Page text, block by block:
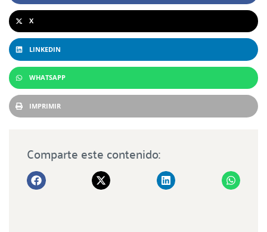
X
LINKEDIN
WHATSAPP
IMPRIMIR
Comparte este contenido: